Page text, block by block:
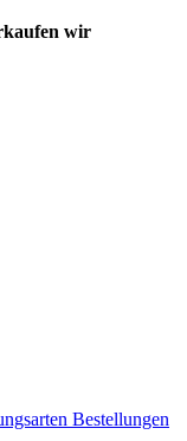
wir
Bestellungen